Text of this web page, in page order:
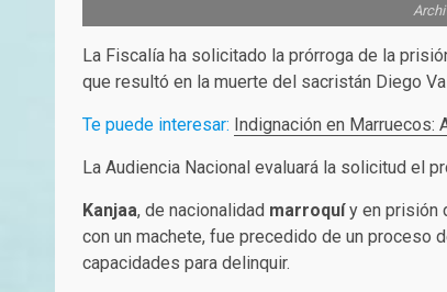
La Fiscalía ha solicitado la prórroga de la
que resultó en la muerte del sacristán Diego
Te puede interesar: Indignación en Marruecos:
La Audiencia Nacional evaluará la solicitud el
Kanjaa, de nacionalidad marroquíy en prisión
con un machete, fue precedido de un proceso
capacidades para delinquir.